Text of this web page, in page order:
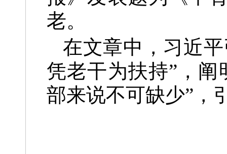
老。
在文章中，习近
凭老干为扶持”，
部来说不可缺少”，